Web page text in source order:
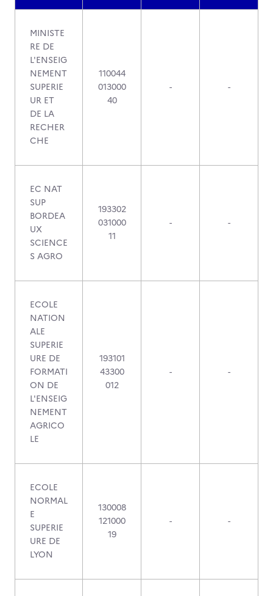
MINISTE
RE DE
L'ENSEIG
NEMENT
SUPERIE
UR ET
DE LA
RECHER
CHE
110044
013000
40
- -
EC NAT
SUP
BORDEA
UX
SCIENCE
S AGRO
193302
031000
11
- -
ECOLE
NATION
ALE
SUPERIE
URE DE
FORMATI
ON DE
L'ENSEIG
NEMENT
AGRICO
LE
193101
43300
012
- -
ECOLE
NORMAL
E
SUPERIE
URE DE
LYON
130008
121000
19
- -